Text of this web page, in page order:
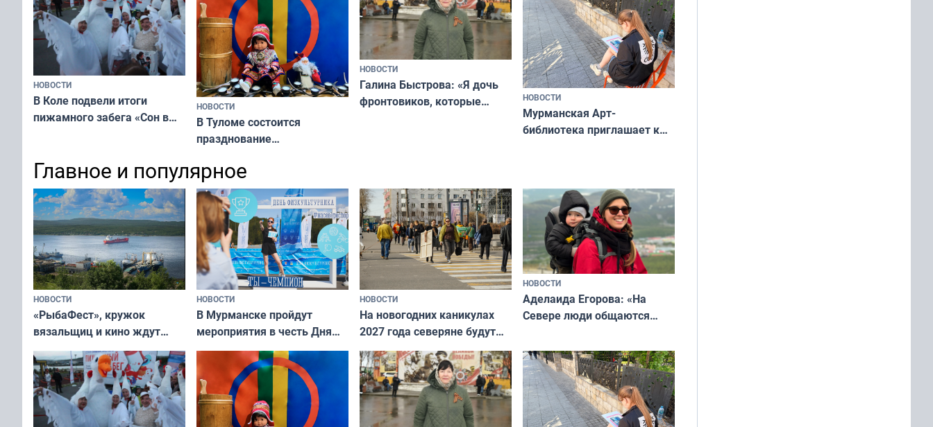
НОВОСТИ
В Коле подвели итоги
пижамного забега «Сон в
НОВОСТИ
В Туломе состоится
празднование
коренных народов мира
НОВОСТИ
Галина Быстрова: «Я дочь
фронтовиков, которые
НОВОСТИ
Мурманская Арт-
библиотека приглашает к
Главное и популярное
НОВОСТИ
«РыбаФест», кружок
вязальщиц и кино ждут
мурманчан в эти выходные
НОВОСТИ
В Мурманске пройдут
мероприятия в честь Дня
физкультурника
НОВОСТИ
На новогодних каникулах
2027 года северяне будут
отдыхать 11 дней
НОВОСТИ
Аделаида Егорова: «На
Севере люди общаются
а потому что
ты им интересен»